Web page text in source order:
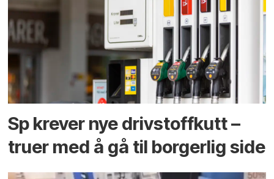
Sp krever nye drivstoffkutt –
truer med å gå til borgerlig side